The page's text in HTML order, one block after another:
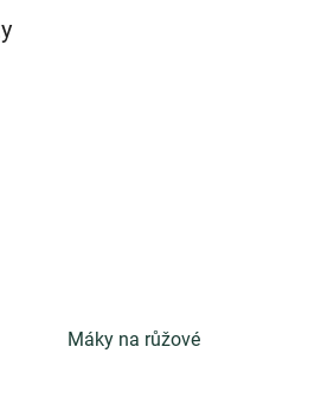
Máky na růžové